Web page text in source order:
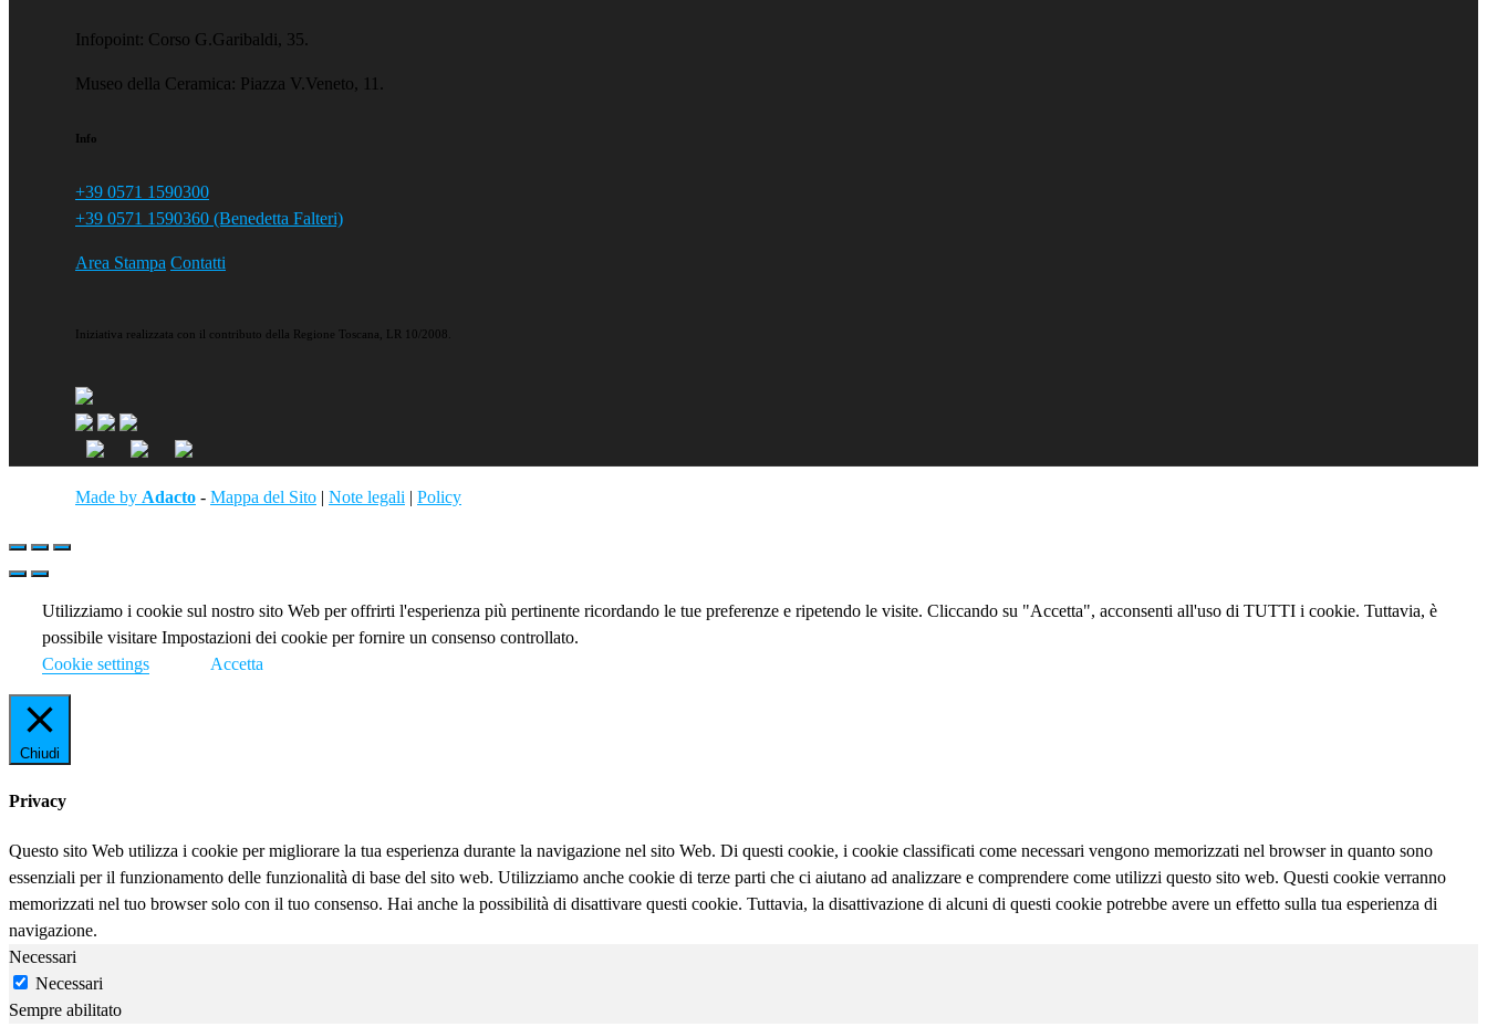
Infopoint: Corso G.Garibaldi, 35.
Museo della Ceramica: Piazza V.Veneto, 11.
Info
+39 0571 1590300
+39 0571 1590360 (Benedetta Falteri)
Area Stampa Contatti
Iniziativa realizzata con il contributo della Regione Toscana, LR 10/2008.
Made by Adacto - Mappa del Sito | Note legali | Policy
Utilizziamo i cookie sul nostro sito Web per offrirti l'esperienza più pertinente ricordando le tue preferenze e ripetendo le visite. Cliccando su "Accetta", acconsenti all'uso di TUTTI i cookie. Tuttavia, è
possibile visitare Impostazioni dei cookie per fornire un consenso controllato.
Cookie settings
Accetta
Chiudi
Privacy
Questo sito Web utilizza i cookie per migliorare la tua esperienza durante la navigazione nel sito Web. Di questi cookie, i cookie classificati come necessari vengono memorizzati nel browser in quanto sono
essenziali per il funzionamento delle funzionalità di base del sito web. Utilizziamo anche cookie di terze parti che ci aiutano ad analizzare e comprendere come utilizzi questo sito web. Questi cookie verranno
memorizzati nel tuo browser solo con il tuo consenso. Hai anche la possibilità di disattivare questi cookie. Tuttavia, la disattivazione di alcuni di questi cookie potrebbe avere un effetto sulla tua esperienza di
navigazione.
Necessari
Necessari
Sempre abilitato